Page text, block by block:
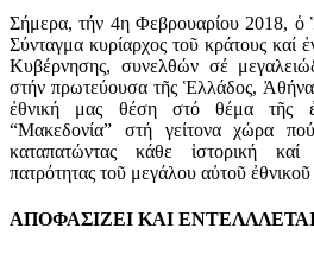
Σήμερα, τήν 4η Φεβρουαρίου 2018, ὁ
Σύνταγμα κυρίαρχος τοῦ κράτους καί
Κυβέρνησης, συνελθών σέ
στήν πρωτεύουσα τῆς Ἑλλάδος,
ἐθνική μας θέση στό θέμα τῆς
“Μακεδονία” στή γείτονα χώρα
καταπατώντας κάθε ἱστορική
πατρότητας τοῦ μεγάλου αὐτοῦ
ΑΠΟΦΑΣΙΖΕΙ ΚΑΙ